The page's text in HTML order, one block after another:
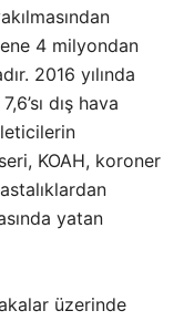
4 milyondan
2016 yılında
dış hava
KOAH, koroner
yatan
üzerinde